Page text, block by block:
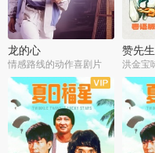
龙的心
情感路线的动作喜剧片
赞先
版
洪金宝